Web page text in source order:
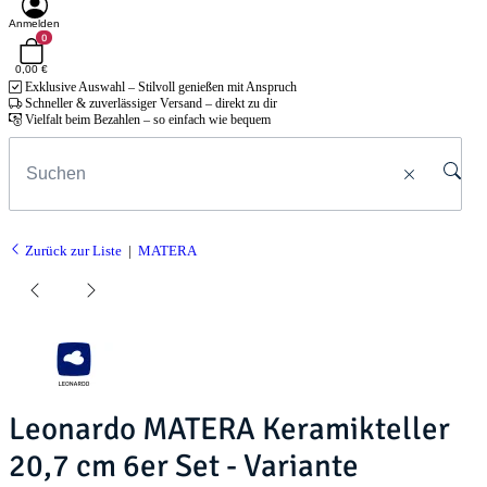
Anmelden
0
0,00 €
Exklusive Auswahl – Stilvoll genießen mit Anspruch
Schneller & zuverlässiger Versand – direkt zu dir
Vielfalt beim Bezahlen – so einfach wie bequem
Zurück zur Liste MATERA
Leonardo MATERA Keramikteller
20,7 cm 6er Set - Variante